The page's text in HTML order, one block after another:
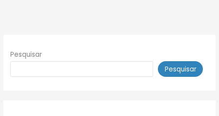
Pesquisar
Pesquisar